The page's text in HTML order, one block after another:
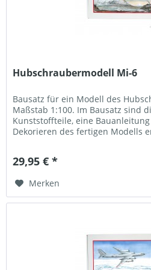
Hubschraubermodell Mi-6
Bausatz für ein Modell des
Maßstab 1:100. Im Bausatz sind
Kunststoffteile, eine
Dekorieren des fertigen Modells
29,95 € *
Merken